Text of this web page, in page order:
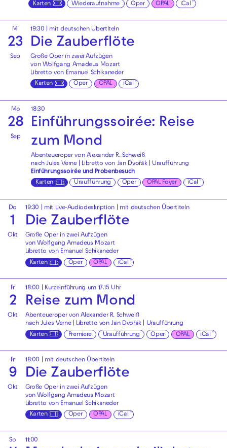
Karten
Wiederaufnahme Oper OPAL iCal
Mi
23
Sep
19:30 mit deutschen Übertiteln
Die Zauberflöte
Große Oper in zwei Aufzügen
von Wolfgang Amadeus Mozart
Libretto von Emanuel Schikaneder
Karten
Oper OPAL iCal
Mo
28
Sep
18:30
Einführungssoirée: Reise
zum Mond
Abenteueroper von Alexander R. Schweiß
nach Jules Verne | Libretto von Jan Dvořák | Uraufführung
Einführungssoirée und Probenbesuch
Karten
Uraufführung Oper OPAL Foyer iCal
Do
1
Okt
19:30 mit Live-Audiodeskription mit deutschen Übertiteln
Die Zauberflöte
Große Oper in zwei Aufzügen
von Wolfgang Amadeus Mozart
Libretto von Emanuel Schikaneder
Karten
Oper OPAL iCal
Fr
2
Okt
18:00 | Kurzeinführung um 17.15 Uhr
Reise zum Mond
Abenteueroper von Alexander R. Schweiß
nach Jules Verne | Libretto von Jan Dvořák | Uraufführung
Karten
Premiere Uraufführung Oper OPAL iCal
Fr
9
Okt
18:00 mit deutschen Übertiteln
Die Zauberflöte
Große Oper in zwei Aufzügen
von Wolfgang Amadeus Mozart
Libretto von Emanuel Schikaneder
Karten
Oper OPAL iCal
So 11:00